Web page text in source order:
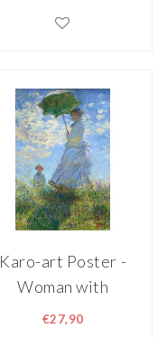
60x78cm, verpakt
kartonnen rolkoker
Karo-art Poster -
Woman with
parasol, Vrouw
€27,90